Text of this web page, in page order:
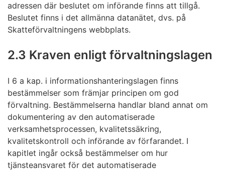
adressen där beslutet om införande finns att tillgå.
Beslutet finns i det allmänna datanätet, dvs. på
Skatteförvaltningens webbplats.
2.3 Kraven enligt förvaltningslagen
I 6 a kap. i informationshanteringslagen finns
bestämmelser som främjar principen om god
förvaltning. Bestämmelserna handlar bland annat om
dokumentering av den automatiserade
verksamhetsprocessen, kvalitetssäkring,
kvalitetskontroll och införande av förfarandet. I
kapitlet ingår också bestämmelser om hur
tjänsteansvaret för det automatiserade